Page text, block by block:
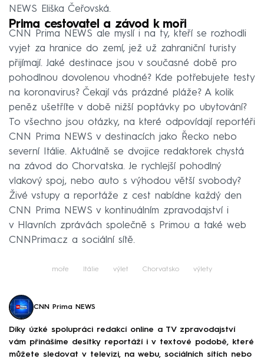
NEWS Eliška Čeřovská.
Prima cestovatel a závod k moři
CNN Prima NEWS ale myslí i na ty, kteří se rozhodli
vyjet za hranice do zemí, jež už zahraniční turisty
přijímají. Jaké destinace jsou v současné době pro
pohodlnou dovolenou vhodné? Kde potřebujete testy
na koronavirus? Čekají vás prázdné pláže? A kolik
peněz ušetříte v době nižší poptávky po ubytování?
To všechno jsou otázky, na které odpovídají reportéři
CNN Prima NEWS v destinacích jako Řecko nebo
severní Itálie. Aktuálně se dvojice redaktorek chystá
na závod do Chorvatska. Je rychlejší pohodlný
vlakový spoj, nebo auto s výhodou větší svobody?
Živé vstupy a reportáže z cest nabídne každý den
CNN Prima NEWS v kontinuálním zpravodajství i
v Hlavních zprávách společně s Primou a také web
CNNPrima.cz a sociální sítě.
moře Itálie výlet Chorvatsko výlety
CNN Prima NEWS
Díky úzké spolupráci redakcí online a TV zpravodajství
vám přinášíme desítky reportáží i v textové podobě, které
můžete sledovat v televizi, na webu, sociálních sítích nebo